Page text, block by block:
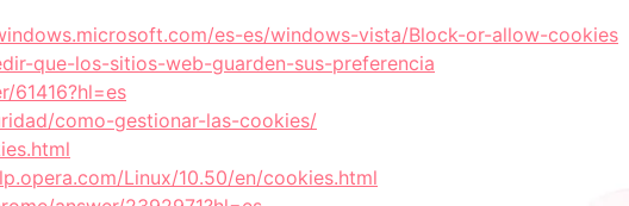
es-es/windows-vista/Block-or-allow-cookies
que-los-sitios-web-guarden-sus-preferencia
61416?hl=es
como-gestionar-las-cookies/
Linux/10.50/en/cookies.html